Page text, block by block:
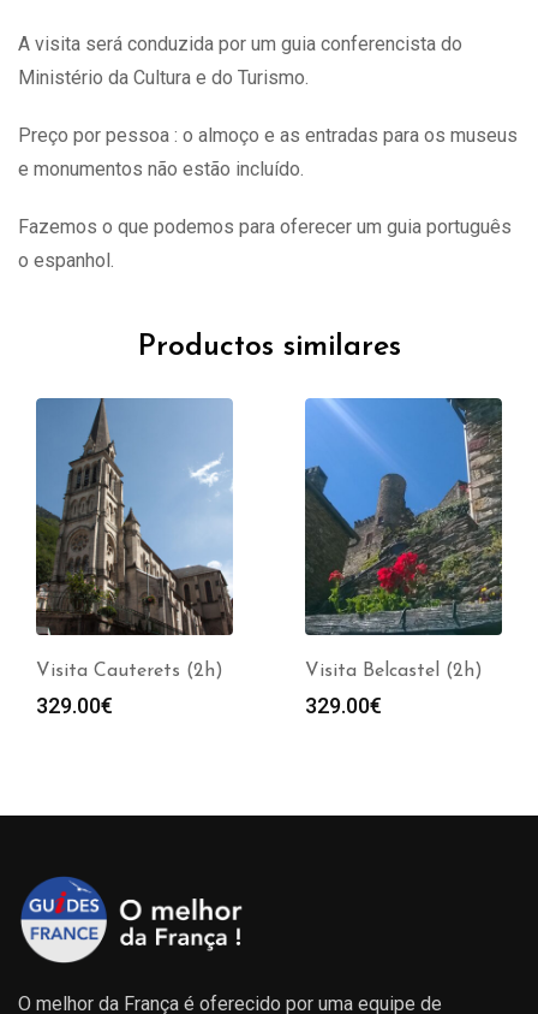
A visita será conduzida por um guia conferencista do
Ministério da Cultura e do Turismo.
Preço por pessoa : o almoço e as entradas para os museus
e monumentos não estão incluído.
Fazemos o que podemos para oferecer um guia português
o espanhol.
Productos similares
Visita Cauterets (2h)
329.00€
Visita Belcastel (2h)
329.00€
O melhor da França é oferecido por uma equipe de